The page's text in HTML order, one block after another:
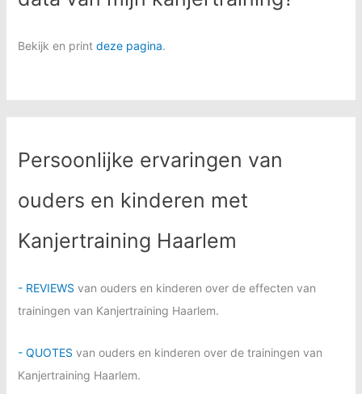
Bekijk en print deze pagina.
Persoonlijke ervaringen van
ouders en kinderen met
Kanjertraining Haarlem
- REVIEWS van ouders en kinderen over de effecten van
trainingen van Kanjertraining Haarlem.
- QUOTES van ouders en kinderen over de trainingen van
Kanjertraining Haarlem.